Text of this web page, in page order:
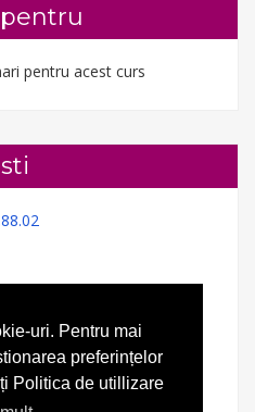
uri. Pentru mai
preferințelor
Politica de utillizare
pentru acest curs